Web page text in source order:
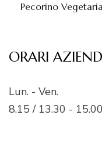
Pecorino
ORARI
Lun. - Ven.
8.15 / 13.30 -